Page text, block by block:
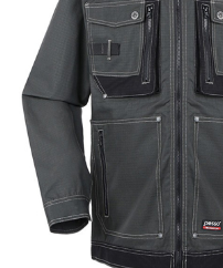
Twill, CVC,